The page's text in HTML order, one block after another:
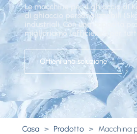
Le macchine per il ghiaccio di
di ghiaccio personalizzabili
industriali. Con una capacità
miglioriamo l'efficienza per
Ottieni una soluzione
Casa > Prodotto > Macchina